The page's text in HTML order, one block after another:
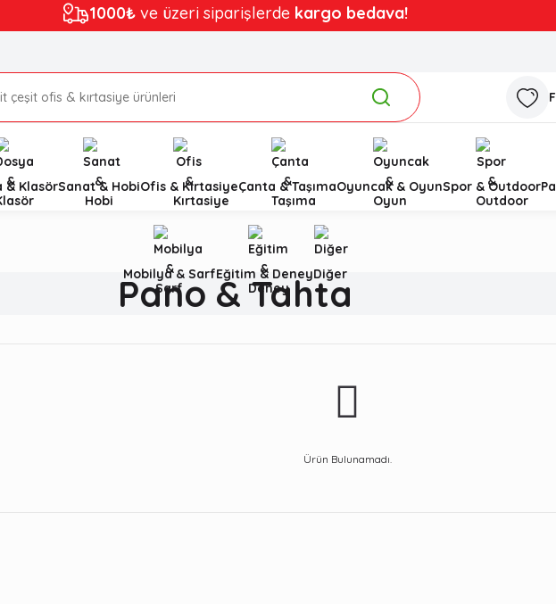
1000₺ve üzeri siparişlerde kargo bedava!
& KlasörSanat & HobiOfis & KırtasiyeÇanta & TaşımaOyuncak & OyunSpor & Outdoor
Mobilya & SarfEğitim & DeneyDiğer
Pano & Tahta
Ürün Bulunamadı.